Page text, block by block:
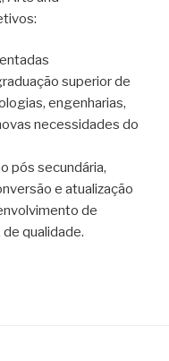
superior de
engenharias,
necessidades do
pós secundária,
e atualização
de
qualidade.